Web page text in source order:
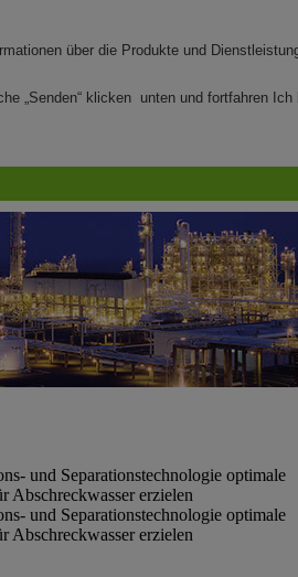
über die Produkte und
„Senden“ klicken unten und fortfahren
und Separationstechnologie optimale
Abschreckwasser erzielen
und Separationstechnologie optimale
Abschreckwasser erzielen